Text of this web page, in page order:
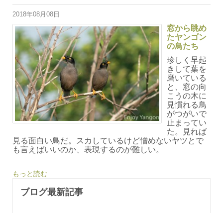
2018年08月08日
窓から眺め
たヤンゴン
の鳥たち
珍しく早起
きして葉を
磨いている
と、窓の向
こうの木に
見慣れる鳥
がつがいで
止まってい
た。見れば
見る面白い鳥だ。スカしているけど憎めないヤツとで
も言えばいいのか、表現するのが難しい。
もっと読む
ブログ最新記事